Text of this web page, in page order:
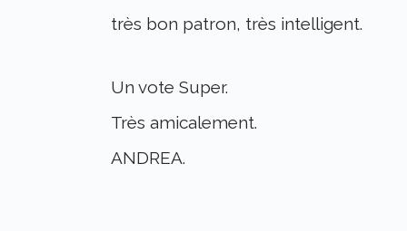
très bon patron, très intelligent.
Un vote Super.
Très amicalement.
ANDREA.